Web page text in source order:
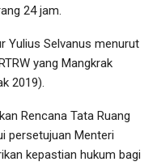
24 jam.
Yulius Selvanus menurut
yang Mangkrak
2019).
Rencana Tata Ruang
persetujuan Menteri
kepastian hukum bagi